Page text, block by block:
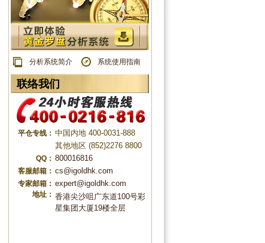
分析系统简介 系统使用指南
联络我们
平仓专线： 中国内地 400-0031-888
其他地区 (852)2276 8800
QQ： 800016816
客服邮箱： cs@igoldhk.com
专家邮箱： expert@igoldhk.com
地址： 香港尖沙咀广东道100号彩
星集团大厦19楼全层